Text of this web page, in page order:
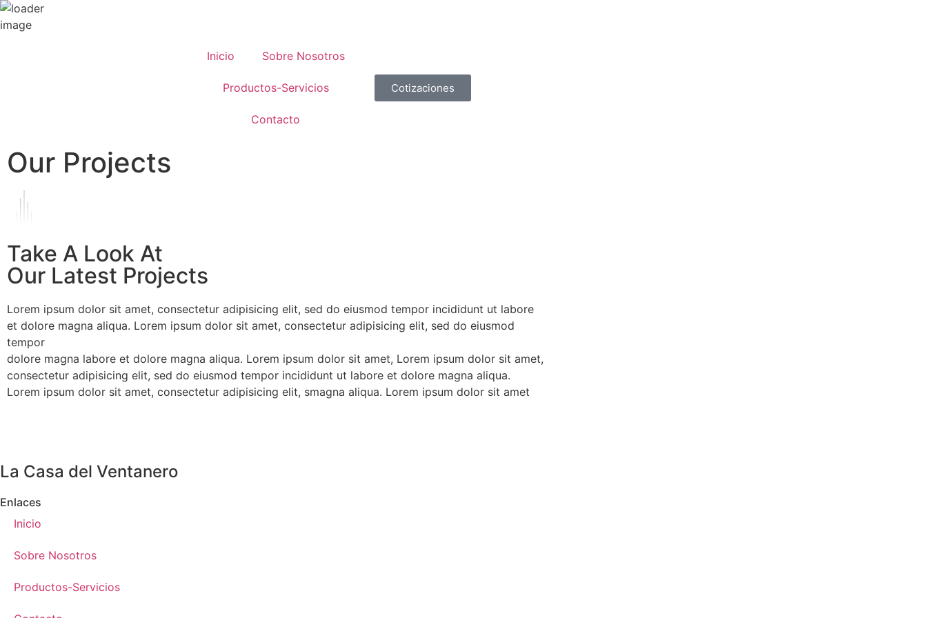
Inicio Sobre Nosotros
Productos-Servicios
Contacto
Cotizaciones
Our Projects
Take A Look At
Our Latest Projects
Lorem ipsum dolor sit amet, consectetur adipisicing elit, sed do eiusmod tempor incididunt ut labore
et dolore magna aliqua. Lorem ipsum dolor sit amet, consectetur adipisicing elit, sed do eiusmod
tempor
dolore magna labore et dolore magna aliqua. Lorem ipsum dolor sit amet, Lorem ipsum dolor sit amet,
consectetur adipisicing elit, sed do eiusmod tempor incididunt ut labore et dolore magna aliqua.
Lorem ipsum dolor sit amet, consectetur adipisicing elit, smagna aliqua. Lorem ipsum dolor sit amet
La Casa del Ventanero
Enlaces
Inicio
Sobre Nosotros
Productos-Servicios